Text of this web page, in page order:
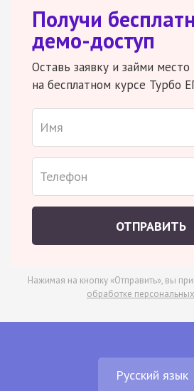
Получи
демо-доступ
Оставь заявку и займи место
на бесплатном курсе Турбо
ОТПРАВИТЬ
Нажимая на кнопку «Отправить», вы
обработке
Русский язык